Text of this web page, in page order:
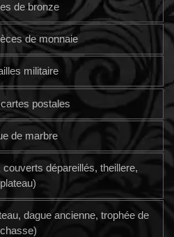
de bronze
de monnaie
militaire
postales
de marbre
dépareillés, theillere,
plateau)
dague ancienne, trophée de
chasse)